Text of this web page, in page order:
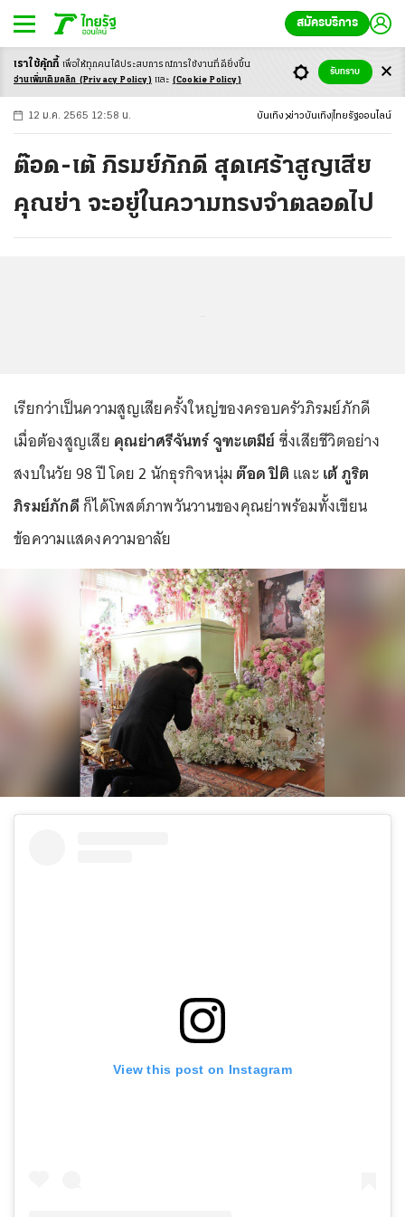
สมัครบริการ
-ก ก ก+
12 ม.ค. 2565 12:58 น. บันเทิง ข่าวบันเทิง ไทยรัฐออนไลน์
ต๊อด-เต้ ภิรมย์ภักดี สุดเศร้าสูญเสีย
คุณย่า จะอยู่ในความทรงจำตลอดไป
เรียกว่าเป็นความสูญเสียครั้งใหญ่ของครอบครัวภิรมย์ภักดี
เมื่อต้องสูญเสีย คุณย่าศรีจันทร์ จูฑะเตมีย์ซึ่งเสียชีวิตอย่าง
สงบในวัย 98 ปี โดย 2 นักธุรกิจหนุ่ม ต๊อด ปิติ และเต้ ภูริต
ภิรมย์ภักดีก็ได้โพสต์ภาพวันวานของคุณย่าพร้อมทั้งเขียน
ข้อความแสดงความอาลัย
View this post on Instagram
เราใช้คุ้กกี้ เพื่อให้ทุกคนได้ประสบการณ์การใช้งานที่ดียิ่งขึ้น
อ่านเพิ่มเติมคลิก (Privacy Policy) และ (Cookie Policy)
รับทราบ